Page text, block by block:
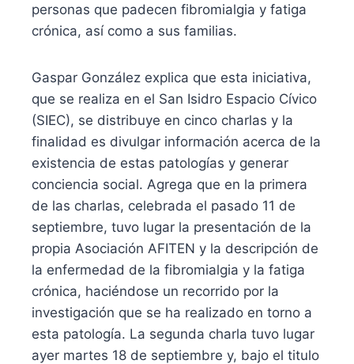
personas que padecen fibromialgia y fatiga
crónica, así como a sus familias.
Gaspar González explica que esta iniciativa,
que se realiza en el San Isidro Espacio Cívico
(SIEC), se distribuye en cinco charlas y la
finalidad es divulgar información acerca de la
existencia de estas patologías y generar
conciencia social. Agrega que en la primera
de las charlas, celebrada el pasado 11 de
septiembre, tuvo lugar la presentación de la
propia Asociación AFITEN y la descripción de
la enfermedad de la fibromialgia y la fatiga
crónica, haciéndose un recorrido por la
investigación que se ha realizado en torno a
esta patología. La segunda charla tuvo lugar
ayer martes 18 de septiembre y, bajo el titulo